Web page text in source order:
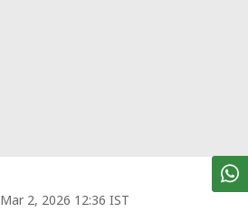
Mar 2, 2026 12:36 IST